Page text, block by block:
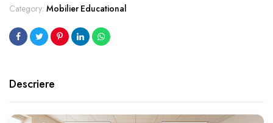
Category: Mobilier Educational
Descriere